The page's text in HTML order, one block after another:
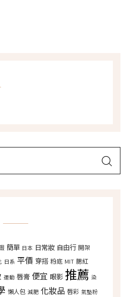
簡單 日本 日常妝 自由行 開架
日系 平價 穿搭 粉底 MIT 腮紅
運動 唇膏 便宜 眼影 推薦 染
懶人包 減肥 化妝品 唇彩 氣墊粉